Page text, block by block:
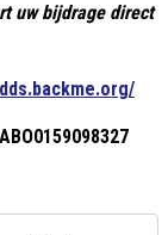
uw bijdrage direct